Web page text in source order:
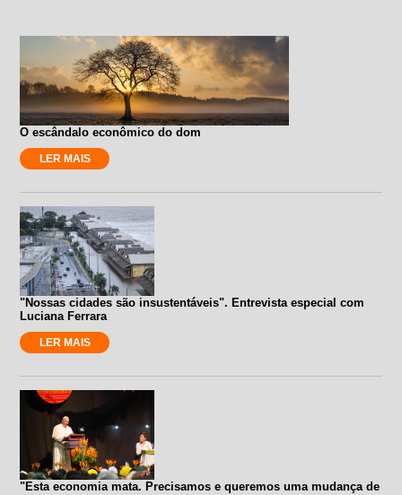
O escândalo econômico do dom
LER MAIS
"Nossas cidades são insustentáveis". Entrevista especial com
Luciana Ferrara
LER MAIS
"Esta economia mata. Precisamos e queremos uma mudança de